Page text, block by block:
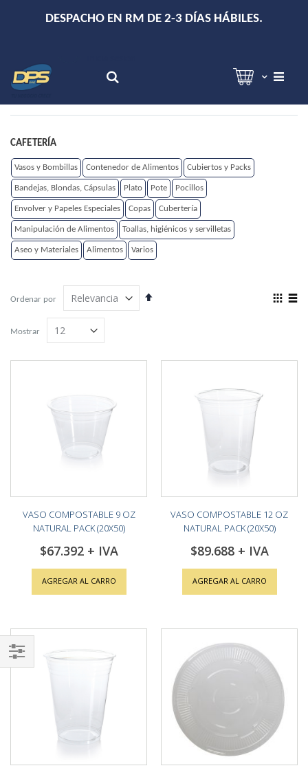
DESPACHO EN RM DE 2-3 DÍAS HÁBILES.
Ordenar por
Establecer
View
Mostrar
VASO COMPOSTABLE 9 OZ
NATURAL PACK (20X50)
$67.392
AGREGAR AL CARRO
VASO COMPOSTABLE 12 OZ
NATURAL PACK (20X50)
$89.688
AGREGAR AL CARRO
CAFETERÍA
Vasos y Bombillas Contenedor de Alimentos Cubiertos y Packs
Bandejas, Blondas, Cápsulas Plato Pote Pocillos
Envolver y Papeles Especiales Copas Cubertería
Manipulación de Alimentos Toallas, higiénicos y servilletas
Aseo y Materiales Alimentos Varios
Shop